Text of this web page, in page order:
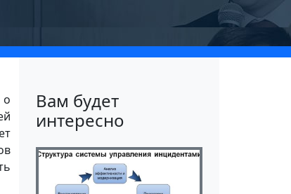
о
Вам будет
интересно